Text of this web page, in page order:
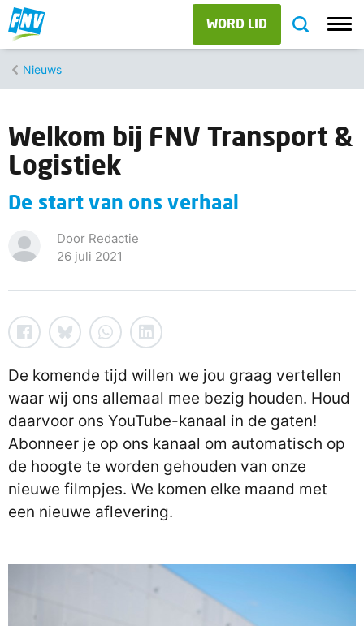
WORD LID
Nieuws
Welkom bij FNV Transport &
Logistiek
De start van ons verhaal
Door Redactie
26 juli 2021
De komende tijd willen we jou graag vertellen
waar wij ons allemaal mee bezig houden. Houd
daarvoor ons YouTube-kanaal in de gaten!
Abonneer je op ons kanaal om automatisch op
de hoogte te worden gehouden van onze
nieuwe filmpjes. We komen elke maand met
een nieuwe aflevering.